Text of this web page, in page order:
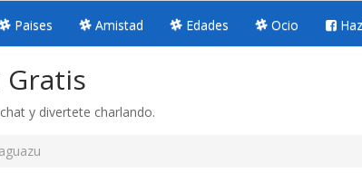
Paises Amistad Edades Ocio
Gratis
y divertete charlando.